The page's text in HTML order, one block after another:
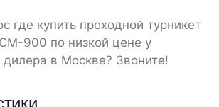
где купить проходной турникет
900 по низкой цене у
в Москве? Звоните!